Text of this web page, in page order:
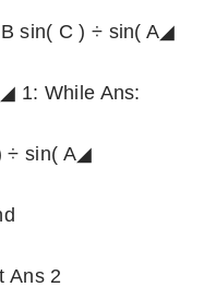
sin( C ) ÷ sin( A◢
1: While Ans:
÷ sin( A◢
Ans 2